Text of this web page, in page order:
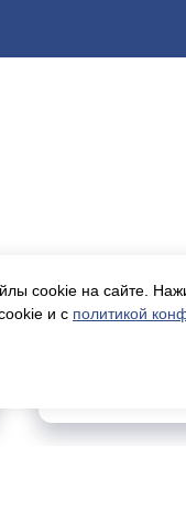
cookie на сайте.
и с политикой